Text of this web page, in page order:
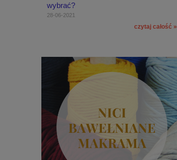
wybrać?
28-06-2021
czytaj całość »